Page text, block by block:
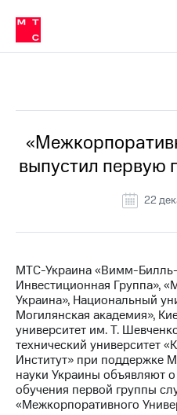
Медиа-центр
и акционерам
Устойчивое развитие
Комплаенс и деловая этика
компании
Карьера
История
компании
Руководство
Контакты
Медиа-центр
Пресс-
релизы
МТС
о технологиях
в МТС
Пресс-
релизы
о технологиях
выпустил первую
22
МТС-Украина «Вимм-Билль-
Инвестиционная Группа»,
Украина», Национальный
Могилянская академия»,
университет им. Т.
технический университет
Институт» при поддержке
науки Украины объявляют
обучения первой группы
«Межкорпоративного